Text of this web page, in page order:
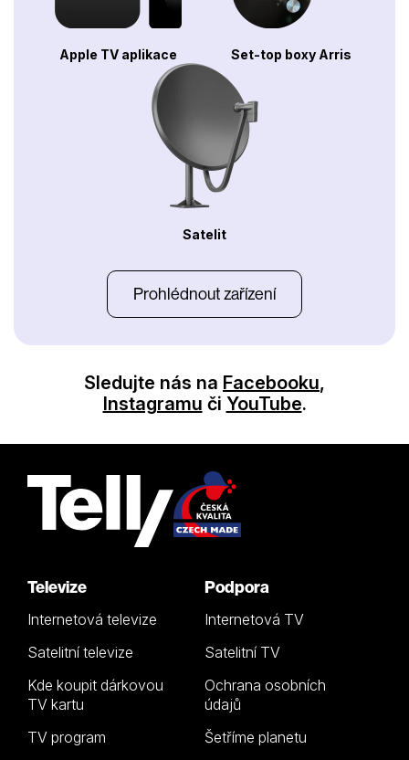
Apple TV aplikace Set-top boxy Arris
Satelit
Prohlédnout zařízení
Sledujte nás na Facebooku,
Instagramu či YouTube.
Televize
Internetová televize
Satelitní televize
Kde koupit dárkovou
TV kartu
TV program
Podpora
Internetová TV
Satelitní TV
Ochrana osobních
údajů
Šetříme planetu